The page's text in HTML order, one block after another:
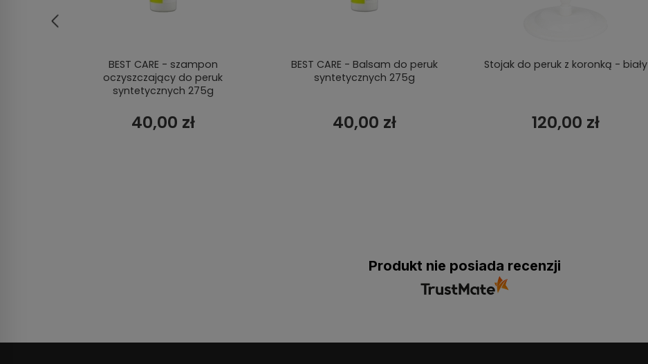
BEST CARE - szampon
oczyszczający do peruk
syntetycznych 275g
40,00 zł
BEST CARE - Balsam do peruk
syntetycznych 275g
40,00 zł
Stojak do peruk z koronką - biały
120,00 zł
Produkt nie posiada recenzji